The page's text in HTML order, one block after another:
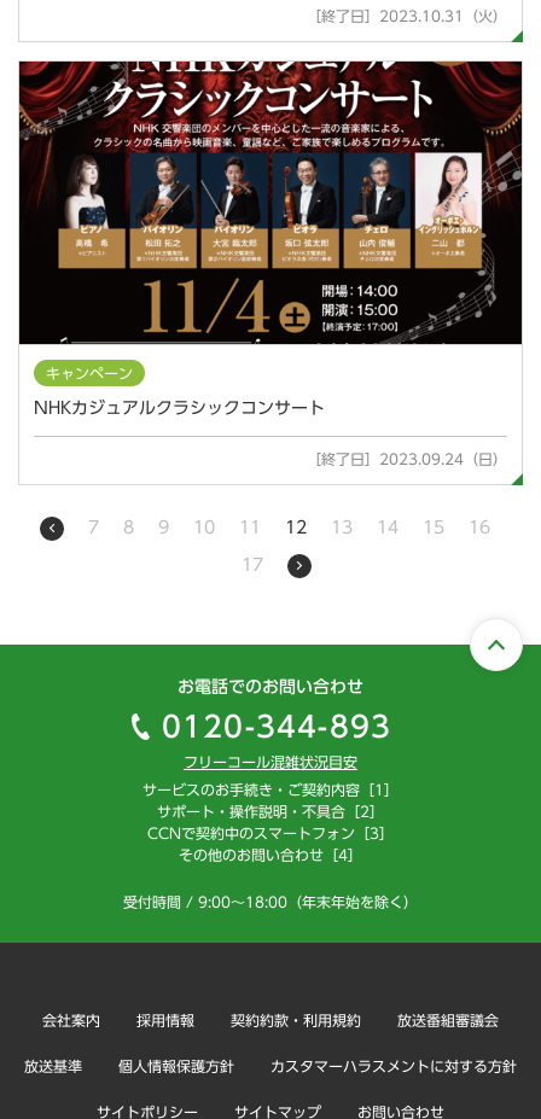
［終了日］2023.10.31（火）
キャンペーン
NHKカジュアルクラシックコンサート
［終了日］2023.09.24（日）
7 8 9 10 11 12 13 14 15 16
17
お電話でのお問い合わせ
0120-344-893
フリーコール混雑状況目安
サービスのお手続き・ご契約内容［1］
サポート・操作説明・不具合［2］
CCNで契約中のスマートフォン［3］
その他のお問い合わせ［4］
受付時間 / 9:00～18:00（年末年始を除く）
会社案内 採用情報 契約約款・利用規約 放送番組審議会
放送基準 個人情報保護方針 カスタマーハラスメントに対する方針
サイトポリシー サイトマップ お問い合わせ